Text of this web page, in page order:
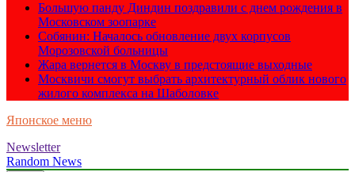
Большую панду Диндин поздравили с днем рождения в
Московском зоопарке
Собянин: Началось обновление двух корпусов
Морозовской больницы
Жара вернется в Москву в предстоящие выходные
Москвичи смогут выбрать архитектурный облик нового
жилого комплекса на Шаболовке
Японское меню
Newsletter
Random News